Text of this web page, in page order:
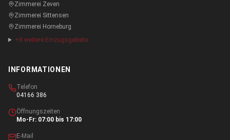
Zimmerei Zeven
Zimmerei Sittensen
Zimmerei Horneburg
+8 weitere Einzugsgebiete
INFORMATIONEN
Telefon
04166 386
Öffnungszeiten
Mo-Fr: 07:00 bis 17:00
E-Mail